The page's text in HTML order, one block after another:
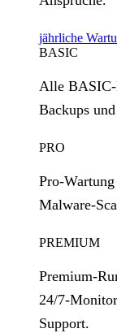
jährliche
BASIC
Alle
Backups
PRO
PREMIUM
24/
Support.